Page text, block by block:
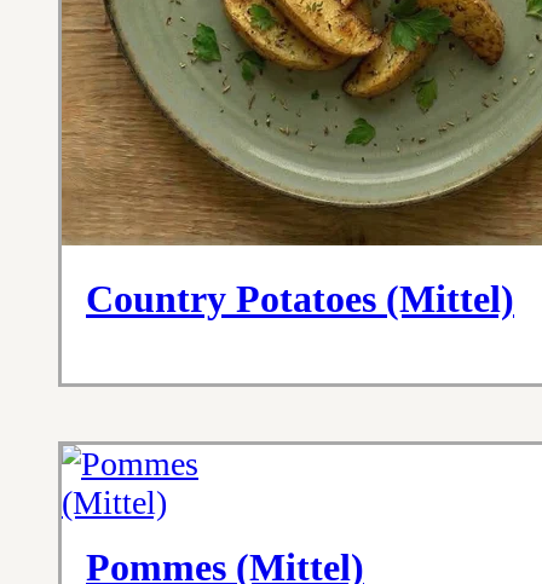
Country Potatoes (Mittel)
Pommes (Mittel)